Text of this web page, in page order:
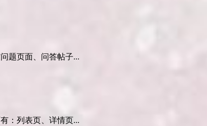
题页面、问答帖子...
：列表页、详情页...